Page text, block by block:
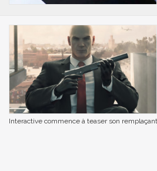
Interactive commence à teaser son